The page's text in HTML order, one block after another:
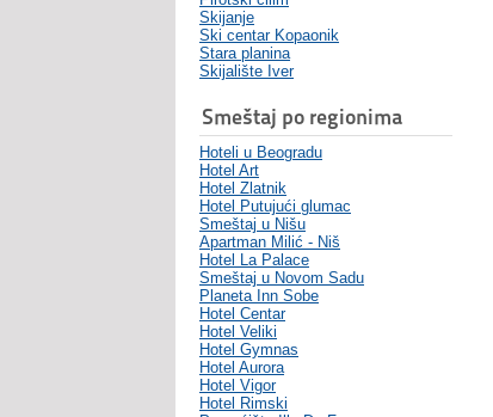
Skijanje
Ski centar Kopaonik
Stara planina
Skijalište Iver
Smeštaj po regionima
Hoteli u Beogradu
Hotel Art
Hotel Zlatnik
Hotel Putujući glumac
Smeštaj u Nišu
Apartman Milić - Niš
Hotel La Palace
Smeštaj u Novom Sadu
Planeta Inn Sobe
Hotel Centar
Hotel Veliki
Hotel Gymnas
Hotel Aurora
Hotel Vigor
Hotel Rimski